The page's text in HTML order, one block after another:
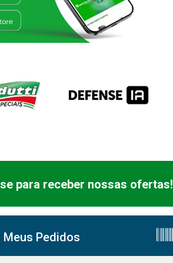
para receber nossas ofertas!
Meus Pedidos